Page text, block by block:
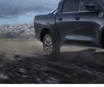
DARGO
от 3 199 000 ₽
Тест-драйв
Трейд-ин
КРЕДИТ И
Кредитный
СЕРВИСНОЕ
Нулевое ТО
Программа «Помощь
Регламенты
Электронный ПТС
О дилере
Наша команда
Контакты